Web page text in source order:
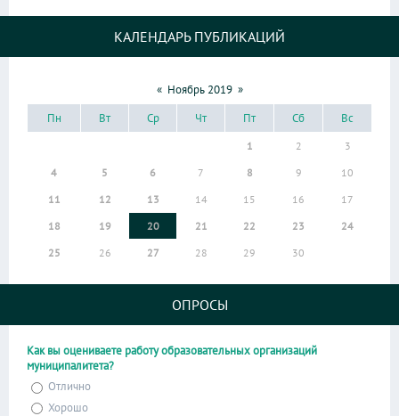
КАЛЕНДАРЬ ПУБЛИКАЦИЙ
« Ноябрь 2019 »
Пн
Вт Ср Чт Пт Сб Вс
1 2
3
4
5 6 7 8 9
10
11
12 13 14 15 16
17
18
19 20 21 22 23
24
25
26 27 28 29 30
ОПРОСЫ
Как вы оцениваете работу образовательных организаций
муниципалитета?
Отлично
Хорошо